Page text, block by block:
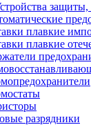
плавкие
плавкие
разрядники